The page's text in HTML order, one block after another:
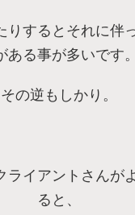
りするとそれに伴
ある事が多いです。
その逆もしかり。
ライアントさんが
ると、